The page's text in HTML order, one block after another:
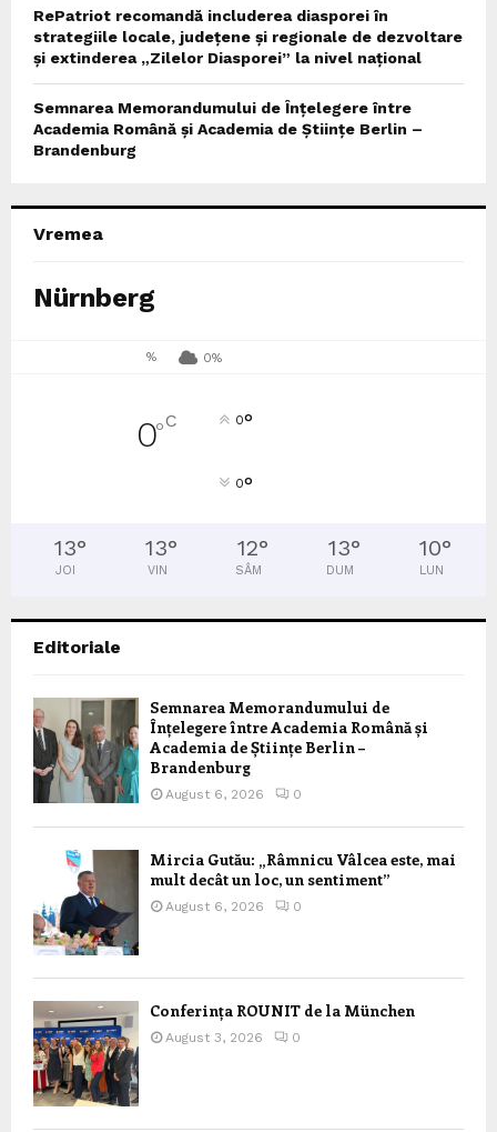
RePatriot recomandă includerea diasporei în
strategiile locale, județene și regionale de dezvoltare
și extinderea „Zilelor Diasporei” la nivel național
Semnarea Memorandumului de Înțelegere între
Academia Română și Academia de Științe Berlin –
Brandenburg
Vremea
Nürnberg
% 0%
0°C 0°
0°
13°
JOI
13°
VIN
12°
SÂM
13°
DUM
10°
LUN
Editoriale
Semnarea Memorandumului de
Înțelegere între Academia Română și
Academia de Științe Berlin –
Brandenburg
August 6, 2026 0
Mircia Gutău: „Râmnicu Vâlcea este, mai
mult decât un loc, un sentiment”
August 6, 2026 0
Conferința ROUNIT de la München
August 3, 2026 0